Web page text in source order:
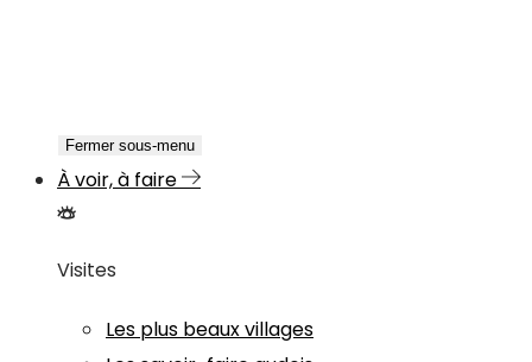
Fermer sous-menu
À voir, à faire
Visites
Les plus beaux villages